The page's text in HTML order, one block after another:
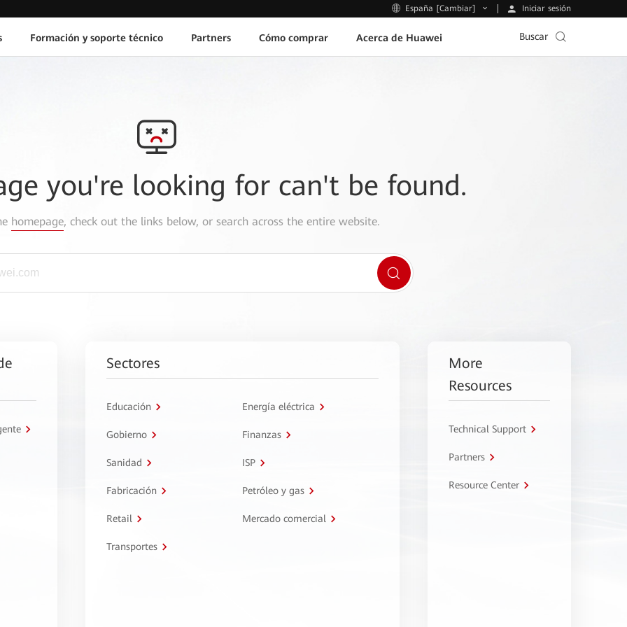
España [Cambiar] Iniciar sesión
Formación y soporte técnico Partners Cómo comprar Acerca de Huawei Buscar
you're looking for can't be found.
homepage, check out the links below, or search across the entire website.
Sectores
Educación Energía eléctrica
Gobierno Finanzas
Sanidad ISP
Fabricación Petróleo y gas
Retail Mercado comercial
Transportes
More
Resources
Technical Support
Partners
Resource Center